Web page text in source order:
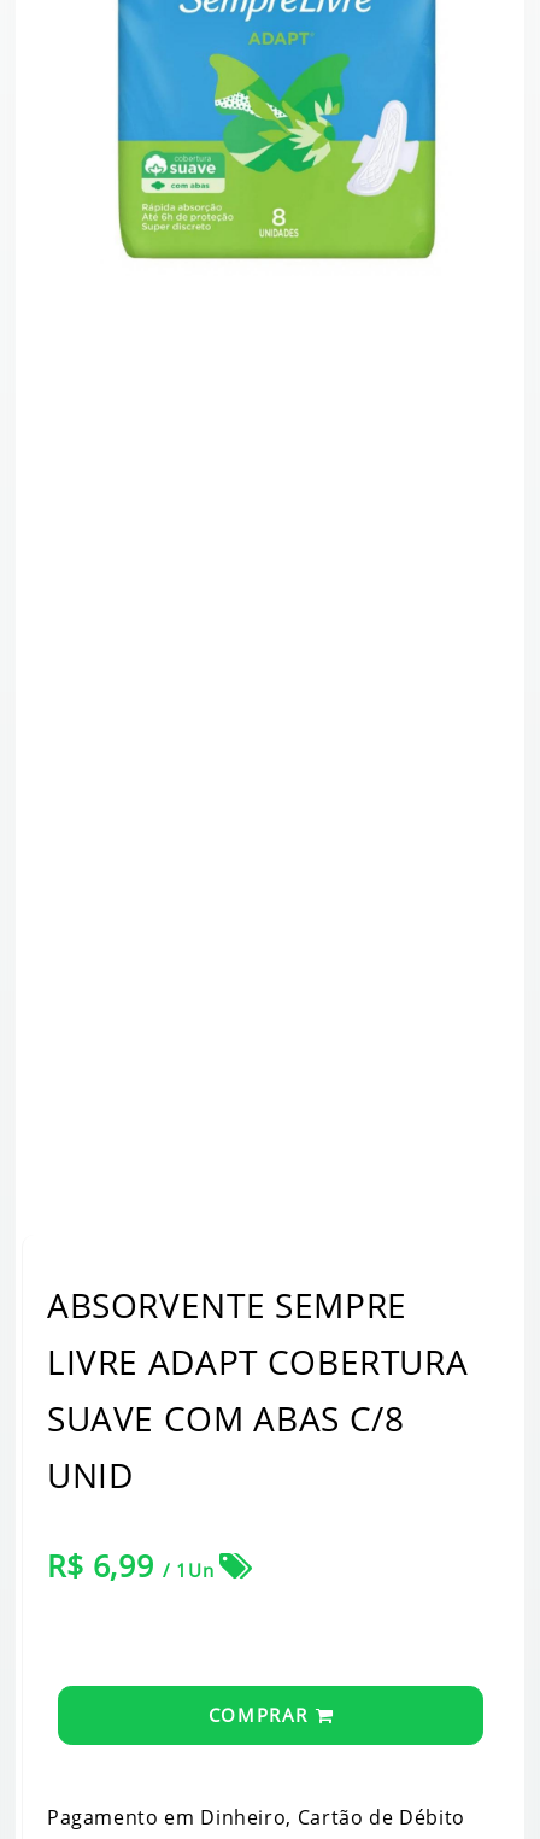
ABSORVENTE SEMPRE
LIVRE ADAPT COBERTURA
SUAVE COM ABAS C/8
UNID
R$ 6,99/ 1Un
COMPRAR
Pagamento em Dinheiro, Cartão de Débito